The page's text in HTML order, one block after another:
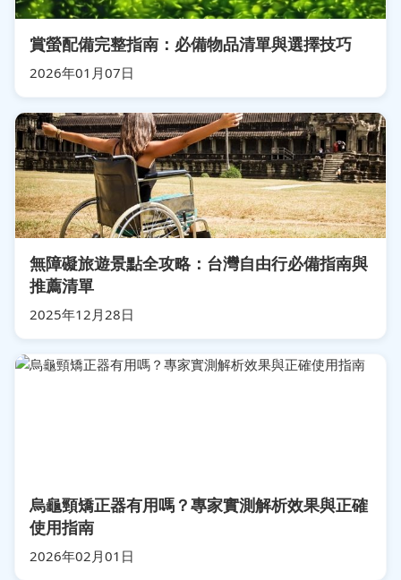
賞螢配備完整指南：必備物品清單與選擇技巧
2026年01月07日
無障礙旅遊景點全攻略：台灣自由行必備指南與
推薦清單
2025年12月28日
烏龜頸矯正器有用嗎？專家實測解析效果與正確
使用指南
2026年02月01日